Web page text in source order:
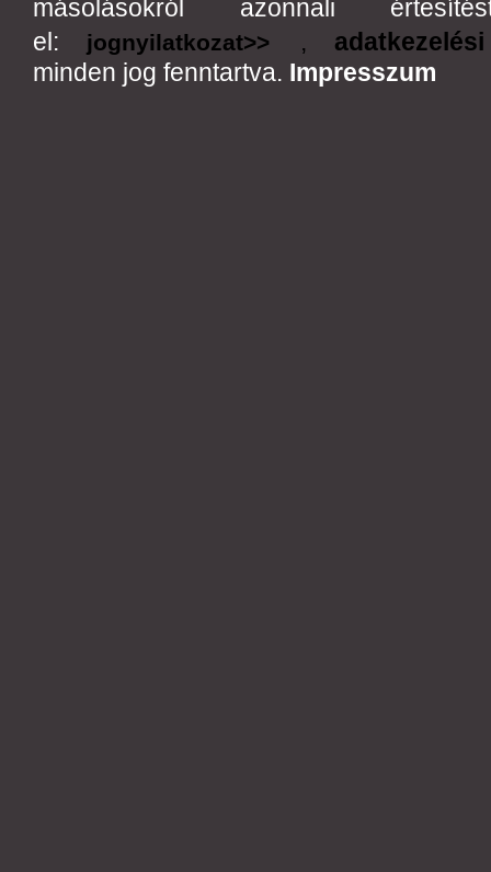
másolásokról azonnali
el: jognyilatkozat>> ,
minden jog fenntartva. Impresszum